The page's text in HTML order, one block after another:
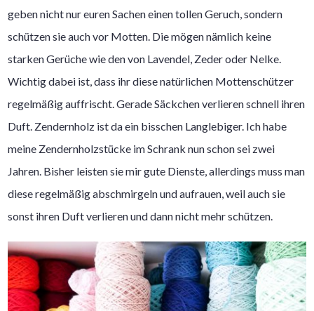
geben nicht nur euren Sachen einen tollen Geruch, sondern
schützen sie auch vor Motten. Die mögen nämlich keine
starken Gerüche wie den von Lavendel, Zeder oder Nelke.
Wichtig dabei ist, dass ihr diese natürlichen Mottenschützer
regelmäßig auffrischt. Gerade Säckchen verlieren schnell ihren
Duft. Zendernholz ist da ein bisschen Langlebiger. Ich habe
meine Zendernholzstücke im Schrank nun schon sei zwei
Jahren. Bisher leisten sie mir gute Dienste, allerdings muss man
diese regelmäßig abschmirgeln und aufrauen, weil auch sie
sonst ihren Duft verlieren und dann nicht mehr schützen.